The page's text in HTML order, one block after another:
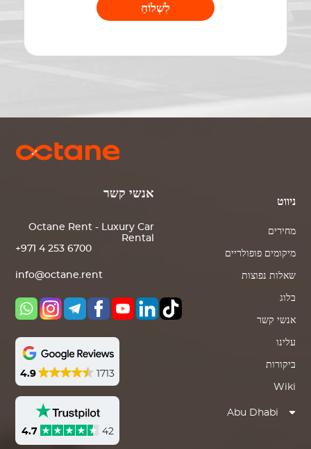
לִשְׁלוֹחַ
אנשי קשר
Octane Rent - Luxury Car
Rental
+971 4 253 6700
info@octane.rent
4.9 1713
4.7 42
ניווט
מחירים
מיקומים פופולריים
שאלות נפוצות
בלוג
אנשי קשר
עלינו
ביקורות
Wiki
Abu Dhabi